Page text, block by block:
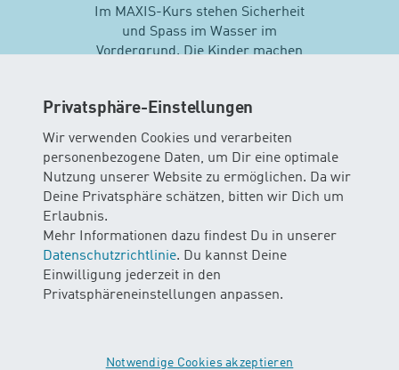
Privatsphäre-Einstellungen
Wir verwenden Cookies und verarbeiten
personenbezogene Daten, um Dir eine optimale
Nutzung unserer Website zu ermöglichen. Da wir
Deine Privatsphäre schätzen, bitten wir Dich um
Erlaubnis.
Mehr Informationen dazu findest Du in unserer
Datenschutzrichtlinie. Du kannst Deine
Einwilligung jederzeit in den
Privatsphäreneinstellungen anpassen.
Notwendige Cookies akzeptieren
Im MAXIS-Kurs stehen Sicherheit
und Spass im Wasser im
Vordergrund. Die Kinder machen
Schwimmtechniken…
Mehr zu Maxis